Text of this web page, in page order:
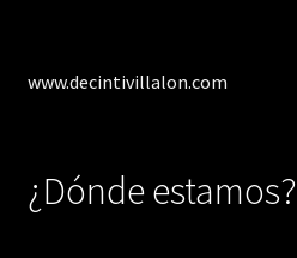
www.decintivillalon.com
¿Dónde estamos?